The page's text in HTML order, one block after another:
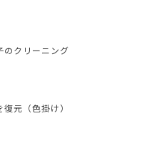
のクリーニング
元（色掛け）